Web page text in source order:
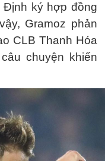
Định ký hợp đồng
Gramoz phản
CLB Thanh Hóa
chuyện khiến